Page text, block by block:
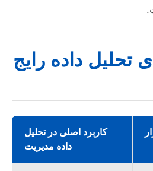
تحلیل داده رایج
کاربرد اصلی در تحلیل
داده مدیریت